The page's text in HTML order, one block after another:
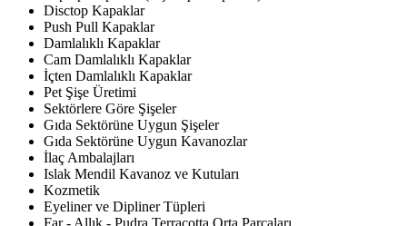
Disctop Kapaklar
Push Pull Kapaklar
Damlalıklı Kapaklar
Cam Damlalıklı Kapaklar
İçten Damlalıklı Kapaklar
Pet Şişe Üretimi
Sektörlere Göre Şişeler
Gıda Sektörüne Uygun Şişeler
Gıda Sektörüne Uygun Kavanozlar
İlaç Ambalajları
Islak Mendil Kavanoz ve Kutuları
Kozmetik
Eyeliner ve Dipliner Tüpleri